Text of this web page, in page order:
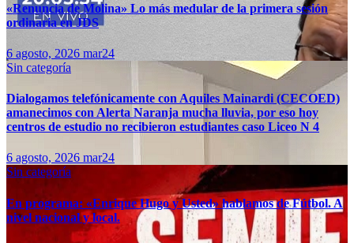
«Renuncia de Molina» Lo más medular de la primera sesión
ordinaria en JDS
6 agosto, 2026 mar24
Sin categoría
Dialogamos telefónicamente con Aquiles Mainardi (CECOED)
amanecimos con Alerta Naranja mucha lluvia, por eso hoy
centros de estudio no recibieron estudiantes caso Liceo N 4
6 agosto, 2026 mar24
Sin categoría
En programa: «Enrique Hugo y Usted» hablamos de Fútbol. A
nivel nacional y local.